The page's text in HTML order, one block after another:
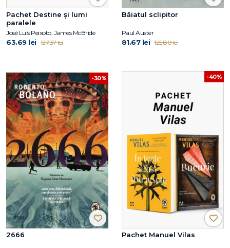
Pachet Destine și lumi
paralele
José Luís Peixoto, James McBride
63.69 lei 127.37 lei
Băiatul sclipitor
Paul Auster
81.67 lei 125.80 lei
-30%
2666
-40%
Pachet Manuel Vilas